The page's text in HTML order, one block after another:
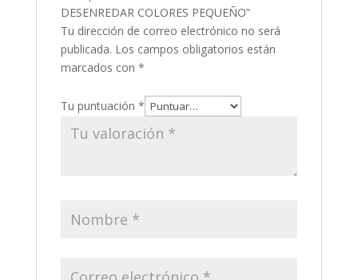
DESENREDAR COLORES PEQUEÑO”
Tu dirección de correo electrónico no será
publicada. Los campos obligatorios están
marcados con *
Tu puntuación *